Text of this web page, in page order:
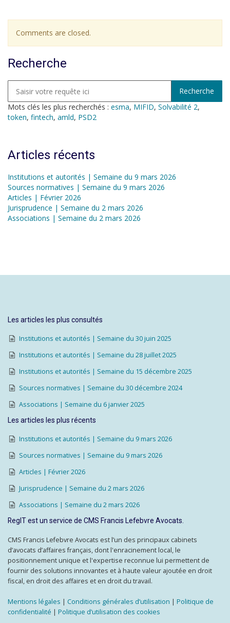
Comments are closed.
Recherche
Mots clés les plus recherchés : esma, MIFID, Solvabilité 2,
token, fintech, amld, PSD2
Articles récents
Institutions et autorités | Semaine du 9 mars 2026
Sources normatives | Semaine du 9 mars 2026
Articles | Février 2026
Jurisprudence | Semaine du 2 mars 2026
Associations | Semaine du 2 mars 2026
Les articles les plus consultés
Institutions et autorités | Semaine du 30 juin 2025
Institutions et autorités | Semaine du 28 juillet 2025
Institutions et autorités | Semaine du 15 décembre 2025
Sources normatives | Semaine du 30 décembre 2024
Associations | Semaine du 6 janvier 2025
Les articles les plus récents
Institutions et autorités | Semaine du 9 mars 2026
Sources normatives | Semaine du 9 mars 2026
Articles | Février 2026
Jurisprudence | Semaine du 2 mars 2026
Associations | Semaine du 2 mars 2026
RegIT est un service de CMS Francis Lefebvre Avocats.
CMS Francis Lefebvre Avocats est l’un des principaux cabinets
d’avocats d’affaires français, dont l'enracinement local, le
positionnement unique et l'expertise reconnue lui permettent de
fournir des solutions innovantes et à haute valeur ajoutée en droit
fiscal, en droit des affaires et en droit du travail.
Mentions légales | Conditions générales d’utilisation | Politique de
confidentialité | Politique d’utilisation des cookies